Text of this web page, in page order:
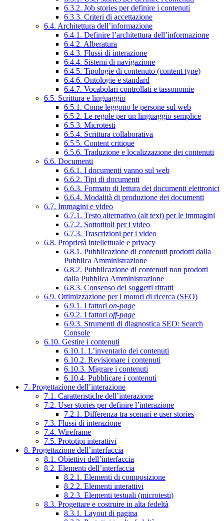
6.3.2. Job stories per definire i contenuti
6.3.3. Criteri di accettazione
6.4. Architettura dell’informazione
6.4.1. Definire l’architettura dell’informazione
6.4.2. Alberatura
6.4.3. Flussi di interazione
6.4.4. Sistemi di navigazione
6.4.5. Tipologie di contenuto (content type)
6.4.6. Ontologie e standard
6.4.7. Vocabolari controllati e tassonomie
6.5. Scrittura e linguaggio
6.5.1. Come leggono le persone sul web
6.5.2. Le regole per un linguaggio semplice
6.5.3. Microtesti
6.5.4. Scrittura collaborativa
6.5.5. Content critique
6.5.6. Traduzione e localizzazione dei contenuti
6.6. Documenti
6.6.1. I documenti vanno sul web
6.6.2. Tipi di documenti
6.6.3. Formato di lettura dei documenti elettronici
6.6.4. Modalità di produzione dei documenti
6.7. Immagini e video
6.7.1. Testo alternativo (alt text) per le immagini
6.7.2. Sottotitoli per i video
6.7.3. Trascrizioni per i video
6.8. Proprietà intellettuale e privacy
6.8.1. Pubblicazione di contenuti prodotti dalla
Pubblica Amministrazione
6.8.2. Pubblicazione di contenuti non prodotti
dalla Pubblica Amministrazione
6.8.3. Consenso dei soggetti ritratti
6.9. Ottimizzazione per i motori di ricerca (SEO)
6.9.1. I fattori on-page
6.9.2. I fattori off-page
6.9.3. Strumenti di diagnostica SEO: Search
Console
6.10. Gestire i contenuti
6.10.1. L’inventario dei contenuti
6.10.2. Revisionare i contenuti
6.10.3. Migrare i contenuti
6.10.4. Pubblicare i contenuti
7. Progettazione dell’interazione
7.1. Caratteristiche dell’interazione
7.2. User stories per definire l’interazione
7.2.1. Differenza tra scenari e user stories
7.3. Flussi di interazione
7.4. Wireframe
7.5. Prototipi interattivi
8. Progettazione dell’interfaccia
8.1. Obiettivi dell’interfaccia
8.2. Elementi dell’interfaccia
8.2.1. Elementi di composizione
8.2.2. Elementi interattivi
8.2.3. Elementi testuali (microtesti)
8.3. Progettare e costruire in alta fedeltà
8.3.1. Layout di pagina